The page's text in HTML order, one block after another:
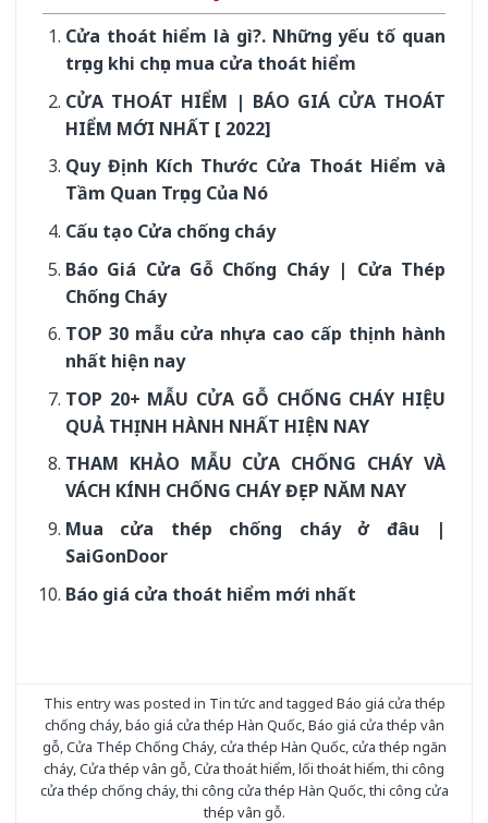
Cửa thoát hiểm là gì?. Những yếu tố quan
trọng khi chọn mua cửa thoát hiểm
CỬA THOÁT HIỂM | BÁO GIÁ CỬA THOÁT
HIỂM MỚI NHẤT [ 2022]
Quy Định Kích Thước Cửa Thoát Hiểm và
Tầm Quan Trọng Của Nó
Cấu tạo Cửa chống cháy
Báo Giá Cửa Gỗ Chống Cháy | Cửa Thép
Chống Cháy
TOP 30 mẫu cửa nhựa cao cấp thịnh hành
nhất hiện nay
TOP 20+ MẪU CỬA GỖ CHỐNG CHÁY HIỆU
QUẢ THỊNH HÀNH NHẤT HIỆN NAY
THAM KHẢO MẪU CỬA CHỐNG CHÁY VÀ
VÁCH KÍNH CHỐNG CHÁY ĐẸP NĂM NAY
Mua cửa thép chống cháy ở đâu |
SaiGonDoor
Báo giá cửa thoát hiểm mới nhất
This entry was posted in Tin tứcand tagged Báo giá cửa thép
chống cháy,báo giá cửa thép Hàn Quốc,Báo giá cửa thép vân
gỗ,Cửa Thép Chống Cháy,cửa thép Hàn Quốc,cửa thép ngăn
cháy,Cửa thép vân gỗ,Cửa thoát hiểm,lối thoát hiểm,thi công
cửa thép chống cháy,thi công cửa thép Hàn Quốc,thi công cửa
thép vân gỗ.